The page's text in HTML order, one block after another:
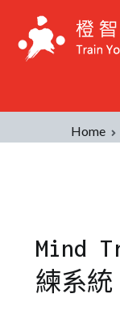
Home
Mind
練系統